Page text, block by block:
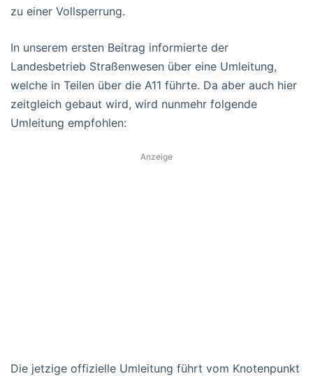
zu einer Vollsperrung.
In unserem ersten Beitrag informierte der
Landesbetrieb Straßenwesen über eine Umleitung,
welche in Teilen über die A11 führte. Da aber auch hier
zeitgleich gebaut wird, wird nunmehr folgende
Umleitung empfohlen:
Anzeige
Die jetzige offizielle Umleitung führt vom Knotenpunkt